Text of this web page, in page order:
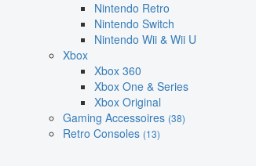
Nintendo Retro
Nintendo Switch
Nintendo Wii & Wii U
Xbox
Xbox 360
Xbox One & Series
Xbox Original
Gaming Accessoires (38)
Retro Consoles (13)